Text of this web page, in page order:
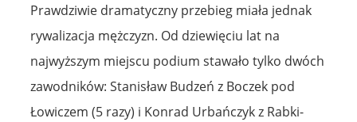
Prawdziwie dramatyczny przebieg miała jednak
rywalizacja mężczyzn. Od dziewięciu lat na
najwyższym miejscu podium stawało tylko dwóch
zawodników: Stanisław Budzeń z Boczek pod
Łowiczem (5 razy) i Konrad Urbańczyk z Rabki-